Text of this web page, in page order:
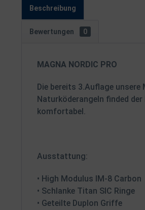
Beschreibung
Bewertungen 0
MAGNA NORDIC PRO
Die bereits 3.Auflage
Naturköderangeln finded
komfortabel.
Ausstattung:
• High Modulus IM-8 Carbon
• Schlanke Titan SIC Ringe
• Geteilte Duplon Griffe